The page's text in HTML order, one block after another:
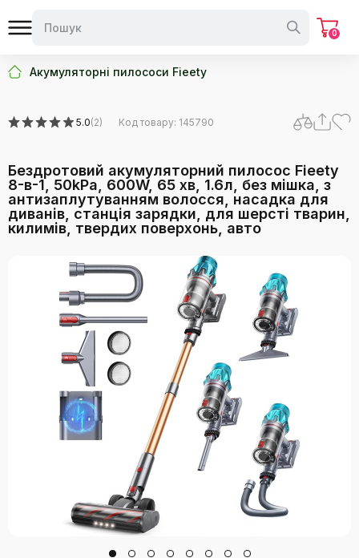
0
Акумуляторні пилососи Fieety
5.0(2) Код товару: 145790
Бездротовий акумуляторний пилосос Fieety
8-в-1, 50kPa, 600W, 65 хв, 1.6л, без мішка, з
антизаплутуванням волосся, насадка для
диванів, станція зарядки, для шерсті тварин,
килимів, твердих поверхонь, авто